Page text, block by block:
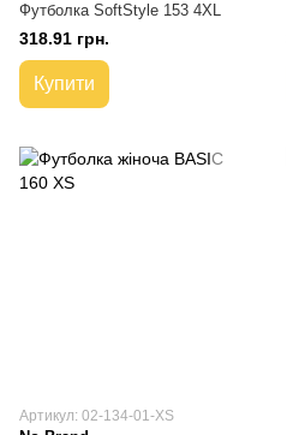
Футболка SoftStyle 153 4XL
318.91 грн.
Купити
Артикул: 02-134-01-XS